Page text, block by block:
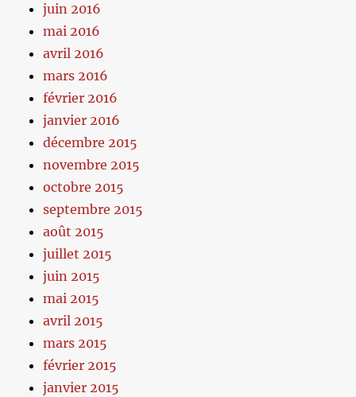
juin 2016
mai 2016
avril 2016
mars 2016
février 2016
janvier 2016
décembre 2015
novembre 2015
octobre 2015
septembre 2015
août 2015
juillet 2015
juin 2015
mai 2015
avril 2015
mars 2015
février 2015
janvier 2015